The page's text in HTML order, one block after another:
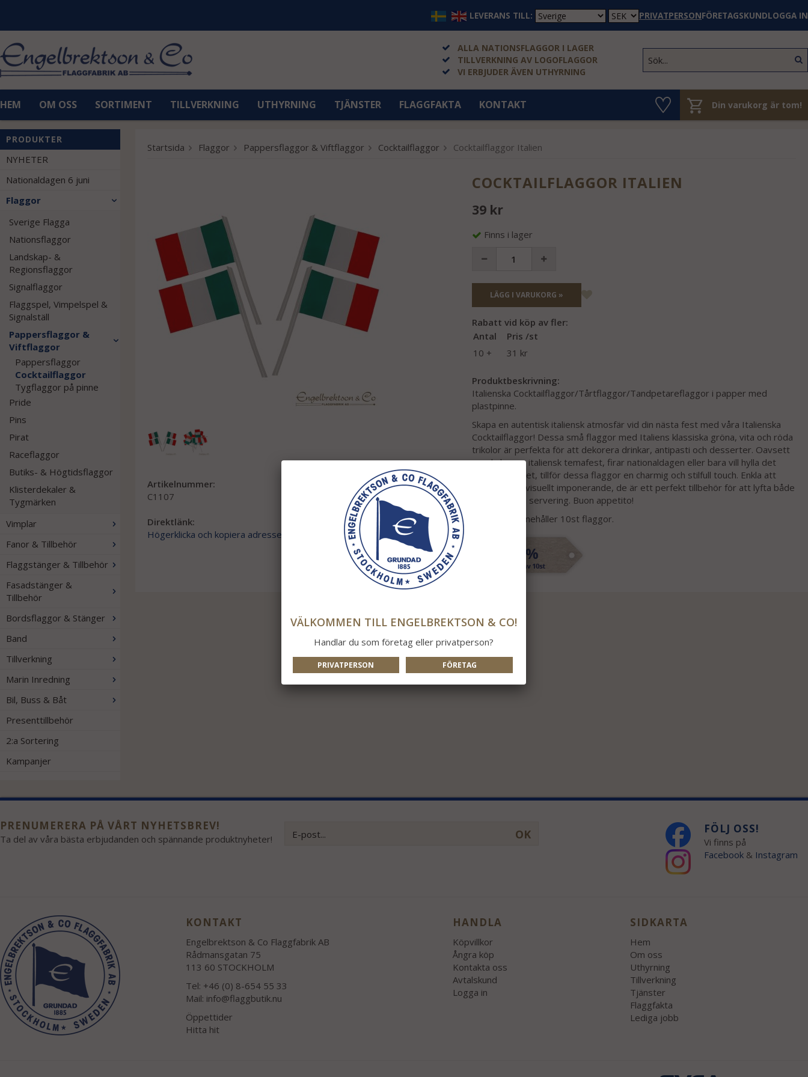
LEVERANS TILL: PRIVATPERSONFÖRETAGSKUNDLOGGA IN
ALLA NATIONSFLAGGOR I LAGER
TILLVERKNING AV LOGOFLAGGOR
VI ERBJUDER ÄVEN UTHYRNING
HEM OM OSS SORTIMENT TILLVERKNING UTHYRNING TJÄNSTER FLAGGFAKTA KONTAKT Din varukorg är tom!
PRODUKTER
NYHETER
Nationaldagen 6 juni
Flaggor
Sverige Flagga
Nationsflaggor
Landskap- &
Regionsflaggor
Signalflaggor
Flaggspel, Vimpelspel &
Signalställ
Pappersflaggor &
Viftflaggor
Pappersflaggor
Cocktailflaggor
Tygflaggor på pinne
Pride
Pins
Pirat
Raceflaggor
Butiks- & Högtidsflaggor
Klisterdekaler &
Tygmärken
Vimplar
Fanor & Tillbehör
Flaggstänger & Tillbehör
Fasadstänger &
Tillbehör
Bordsflaggor & Stänger
Band
Tillverkning
Marin Inredning
Bil, Buss & Båt
Presenttillbehör
2:a Sortering
Kampanjer
Startsida Flaggor Pappersflaggor & Viftflaggor Cocktailflaggor Cocktailflaggor Italien
COCKTAILFLAGGOR ITALIEN
39 kr
Finns i lager
LÄGG I VARUKORG »
Rabatt vid köp av fler:
Antal
Pris /st
10 +
31 kr
Produktbeskrivning:
Italienska Cocktailflaggor/Tårtflaggor/Tandpetareflaggor i papper med
plastpinne.
Skapa en autentisk italiensk atmosfär vid din nästa fest med våra Italienska
Cocktailflaggor! Dessa små flaggor med Italiens klassiska gröna, vita och röda
trikolor är perfekta för att dekorera drinkar, antipasti och desserter. Oavsett
om du har en italiensk temafest, firar nationaldagen eller bara vill hylla det
italienska köket, tillför dessa flaggor en charmig och stilfull touch. Enkla att
använda och visuellt imponerande, de är ett perfekt tillbehör för att lyfta både
stämning och servering. Buon appetito!
Varje påse innehåller 10st flaggor.
Artikelnummer:
C1107
Direktlänk:
Högerklicka och kopiera adressen
PRENUMERERA PÅ VÅRT NYHETSBREV!
Ta del av våra bästa erbjudanden och spännande produktnyheter! OK FÖLJ OSS!
Vi finns på
Facebook & Instagram
KONTAKT
Engelbrektson & Co Flaggfabrik AB
Rådmansgatan 75
113 60 STOCKHOLM
Tel: +46 (0) 8-654 55 33
Mail: info@flaggbutik.nu
Öppettider
Hitta hit
HANDLA
Köpvillkor
Ångra köp
Kontakta oss
Avtalskund
Logga in
SIDKARTA
Hem
Om oss
Uthyrning
Tillverkning
Tjänster
Flaggfakta
Lediga jobb
VÄLKOMMEN TILL ENGELBREKTSON & CO!
Handlar du som företag eller privatperson?
PRIVATPERSON FÖRETAG